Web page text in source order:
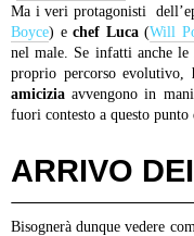
Ma i veri protagonisti
Boyce) echef Luca(Will
nel male. Se infatti anche le
proprio percorso evolutivo,
amicizia avvengono in
fuori contesto a questo punto
ARRIVO
Bisognerà dunque vedere